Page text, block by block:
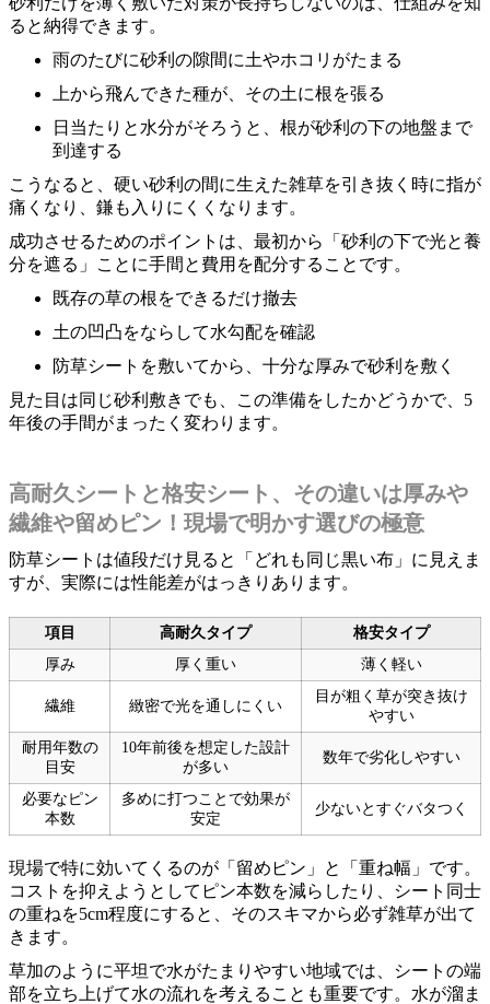
ると納得できます。
雨のたびに砂利の隙間に土やホコリがたまる
上から飛んできた種が、その土に根を張る
日当たりと水分がそろうと、根が砂利の下の地盤まで
到達する
こうなると、硬い砂利の間に生えた雑草を引き抜く時に指が
痛くなり、鎌も入りにくくなります。
成功させるためのポイントは、最初から「砂利の下で光と養
分を遮る」ことに手間と費用を配分することです。
既存の草の根をできるだけ撤去
土の凹凸をならして水勾配を確認
防草シートを敷いてから、十分な厚みで砂利を敷く
見た目は同じ砂利敷きでも、この準備をしたかどうかで、5
年後の手間がまったく変わります。
高耐久シートと格安シート、その違いは厚みや
繊維や留めピン！現場で明かす選びの極意
防草シートは値段だけ見ると「どれも同じ黒い布」に見えま
すが、実際には性能差がはっきりあります。
項目 高耐久タイプ
格安タイプ
厚み
厚く重い 薄く軽い
繊維 緻密で光を通しにくい
目が粗く草が突き抜け
やすい
耐用年数の
目安
10年前後を想定した設計
が多い
数年で劣化しやすい
必要なピン
本数
多めに打つことで効果が
安定
少ないとすぐバタつく
現場で特に効いてくるのが「留めピン」と「重ね幅」です。
コストを抑えようとしてピン本数を減らしたり、シート同士
の重ねを5cm程度にすると、そのスキマから必ず雑草が出て
きます。
草加のように平坦で水がたまりやすい地域では、シートの端
部を立ち上げて水の流れを考えることも重要です。水が溜ま